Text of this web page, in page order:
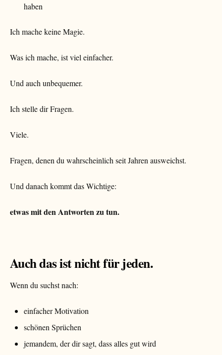
haben
Ich mache keine Magie.
Was ich mache, ist viel einfacher.
Und auch unbequemer.
Ich stelle dir Fragen.
Viele.
Fragen, denen du wahrscheinlich seit Jahren ausweichst.
Und danach kommt das Wichtige:
etwas mit den Antworten zu tun.
Auch das ist nicht für jeden.
Wenn du suchst nach:
einfacher Motivation
schönen Sprüchen
jemandem, der dir sagt, dass alles gut wird